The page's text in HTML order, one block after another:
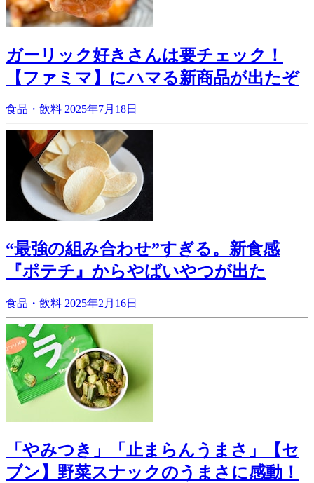
ガーリック好きさんは要チェック！
【ファミマ】にハマる新商品が出たぞ
食品・飲料 2025年7月18日
“最強の組み合わせ”すぎる。新食感
『ポテチ』からやばいやつが出た
食品・飲料 2025年2月16日
「やみつき」「止まらんうまさ」【セ
ブン】野菜スナックのうまさに感動！